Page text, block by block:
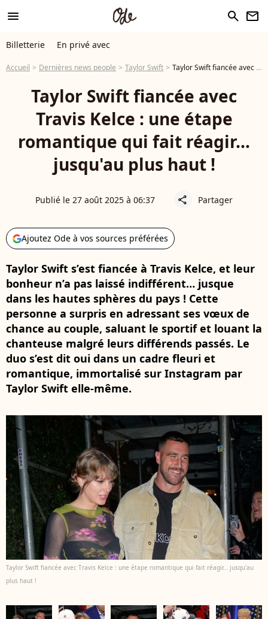
menu search newsletter
Billetterie En privé avec
Accueil Dernières news people Taylor Swift Taylor Swift fiancée avec Travis Kelce : une étape romantique qui fait réagir… jusqu'au plus haut !
Taylor Swift fiancée avec
Travis Kelce : une étape
romantique qui fait réagir…
jusqu'au plus haut !
Publié le 27 août 2025 à 06:37 share Partager
Ajoutez Ode à vos sources préférées
Taylor Swift s’est fiancée à Travis Kelce, et leur
bonheur n’a pas laissé indifférent… jusque
dans les hautes sphères du pays ! Cette
personne a surpris en adressant ses vœux de
chance au couple, saluant le sportif et louant la
chanteuse malgré leurs différends passés. Le
duo s’est dit oui dans un cadre fleuri et
romantique, immortalisé sur Instagram par
Taylor Swift elle-même.
Taylor Swift fiancée avec Travis Kelce : une étape romantique qui fait réagir… jusqu'au
plus haut !